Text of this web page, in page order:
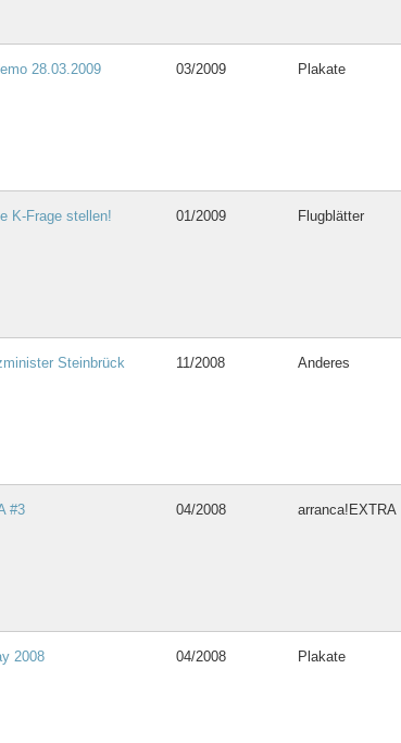
28.03.2009 03/2009 Plakate
K-Frage stellen! 01/2009 Flugblätter
Steinbrück 11/2008 Anderes
#3 04/2008 arranca!EXTRA
2008 04/2008 Plakate